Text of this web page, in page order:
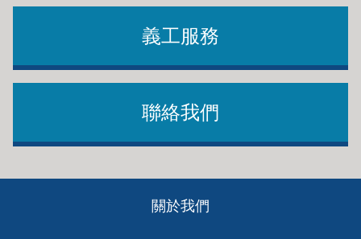
義工服務
聯絡我們
關於我們